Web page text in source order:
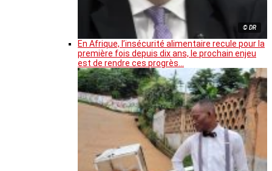
© DR
En Afrique, l’insécurité alimentaire recule pour la
première fois depuis dix ans, le prochain enjeu
est de rendre ces progrès…